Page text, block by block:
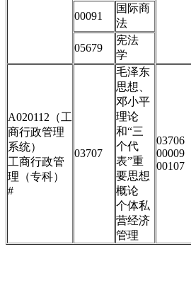
00091
国际商
法
05679
宪法
学
A020112（工
商行政管理
系统）
工商行政管
理（专科）
#
03707
毛泽东
思想、
邓小平
理论
和“三
个代
表”重
要思想
概论
个体私
营经济
管理
03706
00009
00107